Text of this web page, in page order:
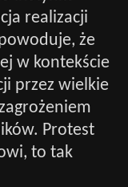
realizacji
że
w kontekście
przez wielkie
Protest
to tak